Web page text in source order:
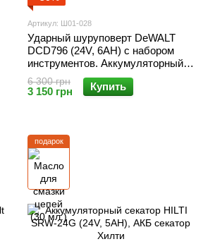
Артикул: Ш01-028
Ударный шуруповерт DeWALT
DCD796 (24V, 6AH) с набором
инструментов. Аккумуляторный
шуруповерт Деволт
6 300 грн
3 150 грн Купить
подарок